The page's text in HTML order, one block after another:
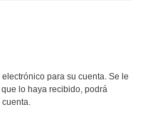
para su cuenta. Se le
lo haya recibido, podrá